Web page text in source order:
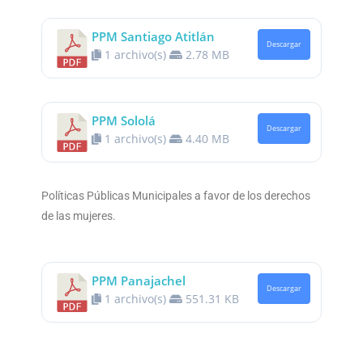
PPM Santiago Atitlán
1 archivo(s) 2.78 MB
Descargar
PPM Sololá
1 archivo(s) 4.40 MB
Descargar
Políticas Públicas Municipales a favor de los derechos
de las mujeres.
PPM Panajachel
1 archivo(s) 551.31 KB
Descargar